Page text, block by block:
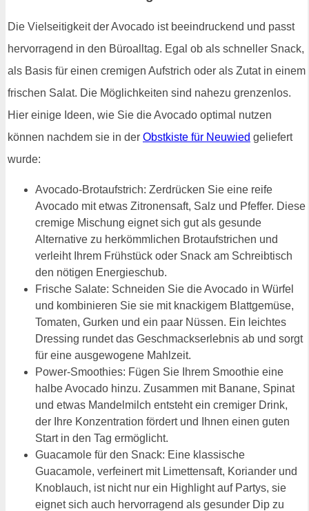
Die Vielseitigkeit der Avocado ist beeindruckend und passt
hervorragend in den Büroalltag. Egal ob als schneller Snack,
als Basis für einen cremigen Aufstrich oder als Zutat in einem
frischen Salat. Die Möglichkeiten sind nahezu grenzenlos.
Hier einige Ideen, wie Sie die Avocado optimal nutzen
können nachdem sie in der Obstkiste für Neuwied geliefert
wurde:
Avocado-Brotaufstrich: Zerdrücken Sie eine reife
Avocado mit etwas Zitronensaft, Salz und Pfeffer. Diese
cremige Mischung eignet sich gut als gesunde
Alternative zu herkömmlichen Brotaufstrichen und
verleiht Ihrem Frühstück oder Snack am Schreibtisch
den nötigen Energieschub.
Frische Salate: Schneiden Sie die Avocado in Würfel
und kombinieren Sie sie mit knackigem Blattgemüse,
Tomaten, Gurken und ein paar Nüssen. Ein leichtes
Dressing rundet das Geschmackserlebnis ab und sorgt
für eine ausgewogene Mahlzeit.
Power-Smoothies: Fügen Sie Ihrem Smoothie eine
halbe Avocado hinzu. Zusammen mit Banane, Spinat
und etwas Mandelmilch entsteht ein cremiger Drink,
der Ihre Konzentration fördert und Ihnen einen guten
Start in den Tag ermöglicht.
Guacamole für den Snack: Eine klassische
Guacamole, verfeinert mit Limettensaft, Koriander und
Knoblauch, ist nicht nur ein Highlight auf Partys, sie
eignet sich auch hervorragend als gesunder Dip zu